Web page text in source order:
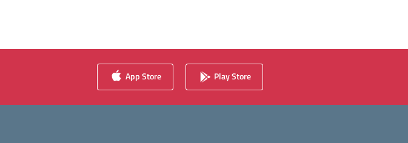
App Store Play Store